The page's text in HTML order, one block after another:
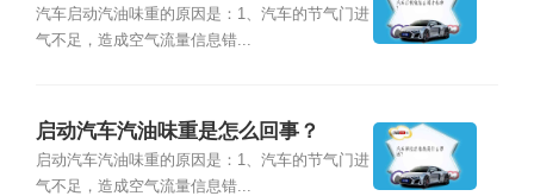
汽车启动汽油味重的原因是：1、汽车的节气门进
气不足，造成空气流量信息错...
启动汽车汽油味重是怎么回事？
启动汽车汽油味重的原因是：1、汽车的节气门进
气不足，造成空气流量信息错...